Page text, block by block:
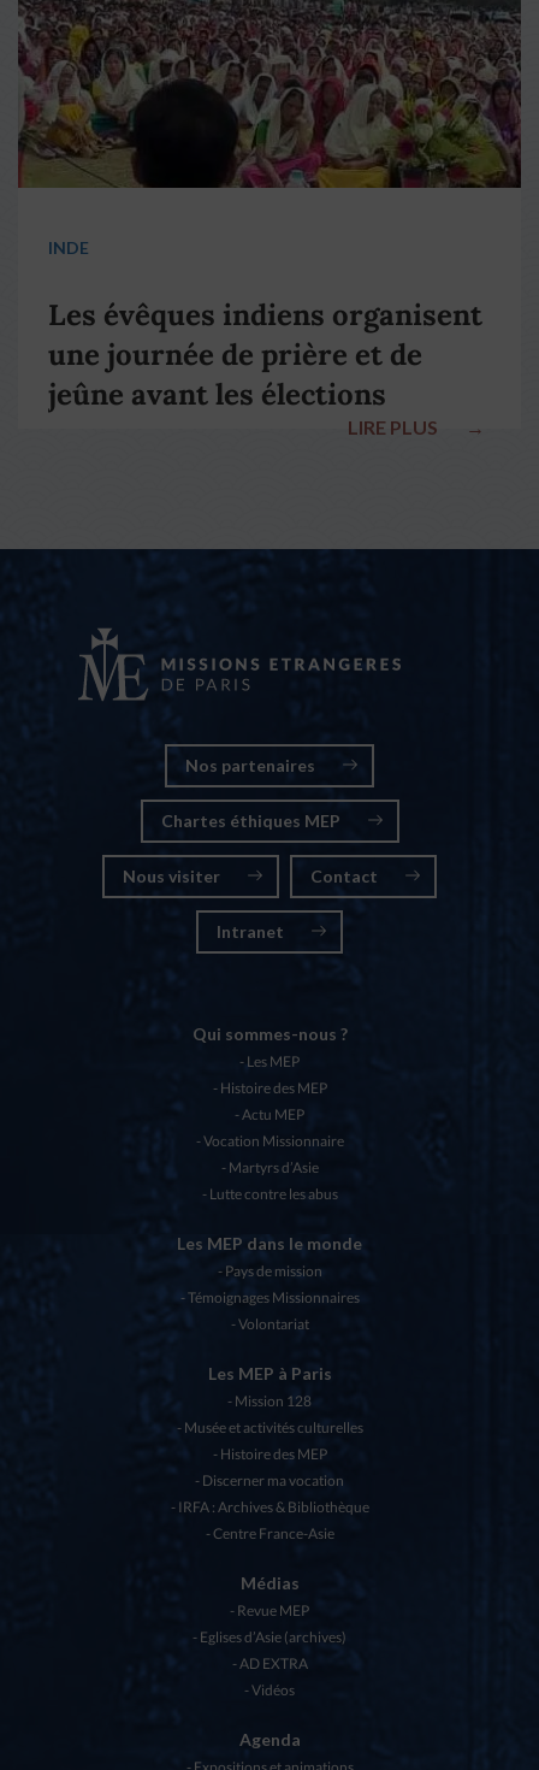
INDE
Les évêques indiens organisent
une journée de prière et de
jeûne avant les élections
LIRE PLUS →
Nos partenaires
Chartes éthiques MEP
Nous visiter Contact
Intranet
Qui sommes-nous ?
Les MEP
Histoire des MEP
Actu MEP
Vocation Missionnaire
Martyrs d’Asie
Lutte contre les abus
Les MEP dans le monde
Pays de mission
Témoignages Missionnaires
Volontariat
Les MEP à Paris
Mission 128
Musée et activités culturelles
Histoire des MEP
Discerner ma vocation
IRFA : Archives & Bibliothèque
Centre France-Asie
Médias
Revue MEP
Eglises d’Asie (archives)
AD EXTRA
Vidéos
Agenda